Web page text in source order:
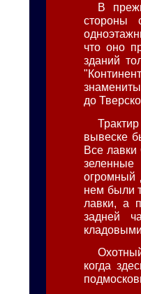
В
стороны
что оно
зданий
до
вывеске
Все
огромный
нем были
лавки, а
задней
когда